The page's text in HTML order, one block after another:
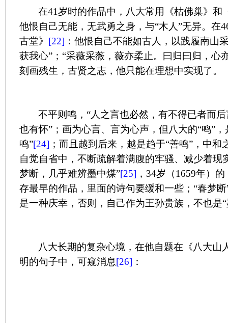
在41岁时的作品中，八大常用《枯佛巢》和
他恨自己无能，无武勇之身，与“木人”无异。在
古堂》 [22] ：他恨自己不能如古人，以践履南山
获我心”；“采薇采薇，薇亦柔止。曰归曰归，心
刻画残生，古贤之志，他只能在理想中实现了。
不平则鸣，“人之言也必然，有不得已者而
也有怀”；画为心言、言为心声，但八大的“鸣”
鸣”[24] ；而且越到后来，越是趋于“善鸣”，中
自觉自省中，不断疏解着满腹的牢骚、减少着现
梦断，几乎难辨墨中煤”[25] ， 34岁（1659年）的
存最早的作品，里面的诗句要缓和一些；“春梦
是一种庆幸，否则，自己作为王孙贵族，不也是
八大长期的复杂心境，在他自题在《八大山
明的句子中，可窥消息[26] ：